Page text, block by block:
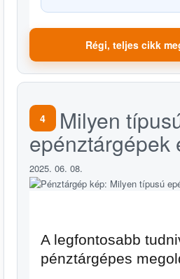
Régi, teljes cikk
4 Milyen
epénztárgépek
2025. 06. 08.
A legfontosabb
pénztárgépes